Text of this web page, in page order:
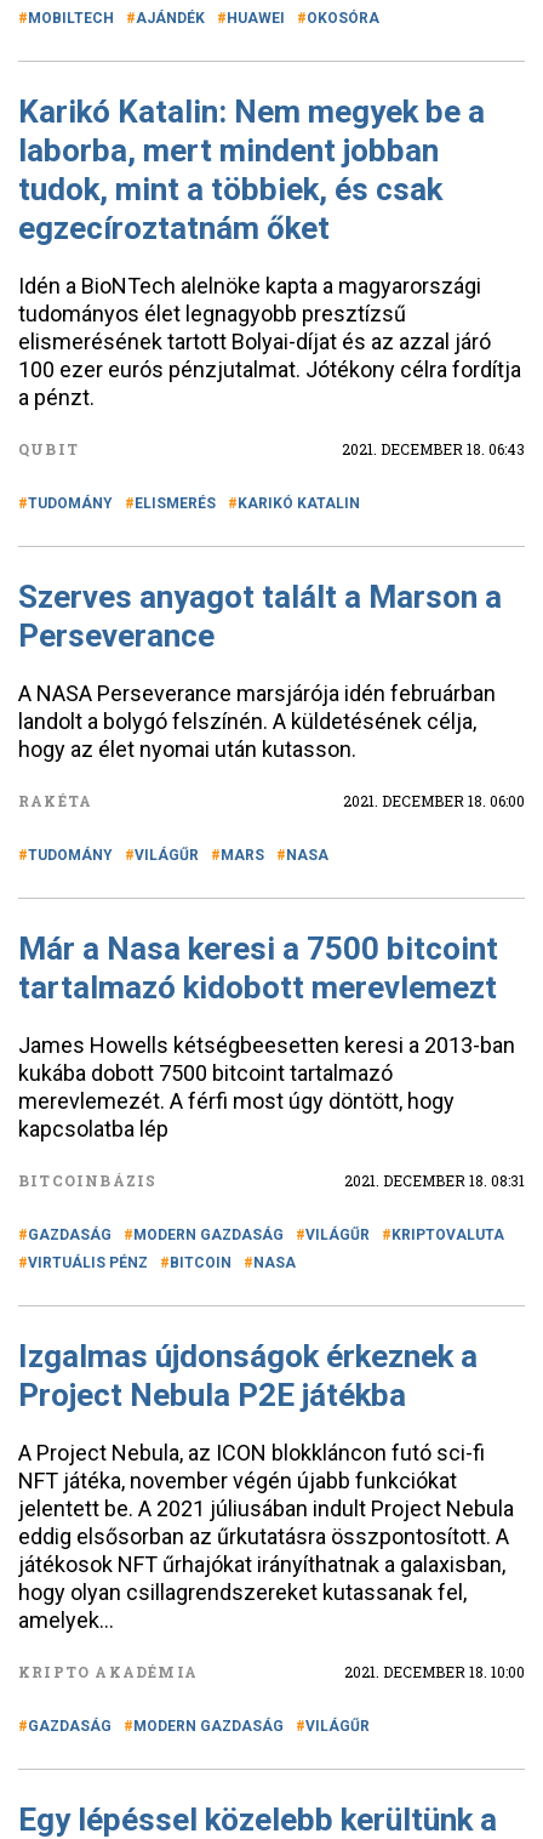
MOBILTECH AJÁNDÉK HUAWEI OKOSÓRA
Karikó Katalin: Nem megyek be a
laborba, mert mindent jobban
tudok, mint a többiek, és csak
egzecíroztatnám őket
Idén a BioNTech alelnöke kapta a magyarországi
tudományos élet legnagyobb presztízsű
elismerésének tartott Bolyai-díjat és az azzal járó
100 ezer eurós pénzjutalmat. Jótékony célra fordítja
a pénzt.
QUBIT 2021. DECEMBER 18. 06:43
TUDOMÁNY ELISMERÉS KARIKÓ KATALIN
Szerves anyagot talált a Marson a
Perseverance
A NASA Perseverance marsjárója idén februárban
landolt a bolygó felszínén. A küldetésének célja,
hogy az élet nyomai után kutasson.
RAKÉTA 2021. DECEMBER 18. 06:00
TUDOMÁNY VILÁGŰR MARS NASA
Már a Nasa keresi a 7500 bitcoint
tartalmazó kidobott merevlemezt
James Howells kétségbeesetten keresi a 2013-ban
kukába dobott 7500 bitcoint tartalmazó
merevlemezét. A férfi most úgy döntött, hogy
kapcsolatba lép
BITCOINBÁZIS 2021. DECEMBER 18. 08:31
GAZDASÁG MODERN GAZDASÁG VILÁGŰR
KRIPTOVALUTA
VIRTUÁLIS PÉNZ
BITCOIN NASA
Izgalmas újdonságok érkeznek a
Project Nebula P2E játékba
A Project Nebula, az ICON blokkláncon futó sci-fi
NFT játéka, november végén újabb funkciókat
jelentett be. A 2021 júliusában indult Project Nebula
eddig elsősorban az űrkutatásra összpontosított. A
játékosok NFT űrhajókat irányíthatnak a galaxisban,
hogy olyan csillagrendszereket kutassanak fel,
amelyek…
KRIPTO AKADÉMIA 2021. DECEMBER 18. 10:00
GAZDASÁG MODERN GAZDASÁG VILÁGŰR
Egy lépéssel közelebb kerültünk a